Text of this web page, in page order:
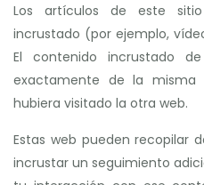
Los artículos de este
incrustado (por ejemplo,
El contenido incrustado
exactamente de la
hubiera visitado la otra web.
Estas web pueden recopilar
incrustar un seguimiento